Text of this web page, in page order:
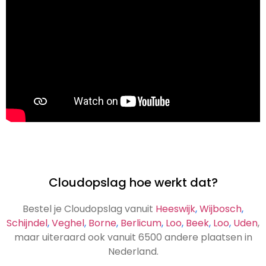
Cloudopslag hoe werkt dat?
Bestel je Cloudopslag vanuit Heeswijk,Wijbosch,
Schijndel,Veghel, Borne, Berlicum, Loo, Beek, Loo, Uden,
maar uiteraard ook vanuit 6500 andere plaatsen in
Nederland.